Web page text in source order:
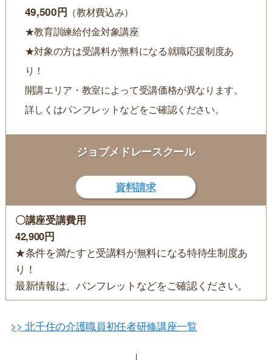
49,500円 （教材費込み）
★教育訓練給付金対象講座
★対象の方は受講料が無料になる就職応援制度あ
り！
開講エリア・教室によって受講価格が異なります。
詳しくはパンフレットなどをご確認ください。
ジョブメドレースクール
資料請求
〇講座受講費用
42,900円
★条件を満たすと受講料が無料になる特待生制度あ
り！
最新情報は、パンフレットなどをご確認ください。
>> 北千住の介護職員初任者研修講座一覧